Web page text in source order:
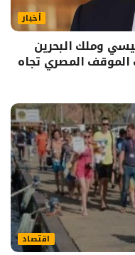
أخبار
وملك البحرين
الموقف المصري تجاه
اقتصاد